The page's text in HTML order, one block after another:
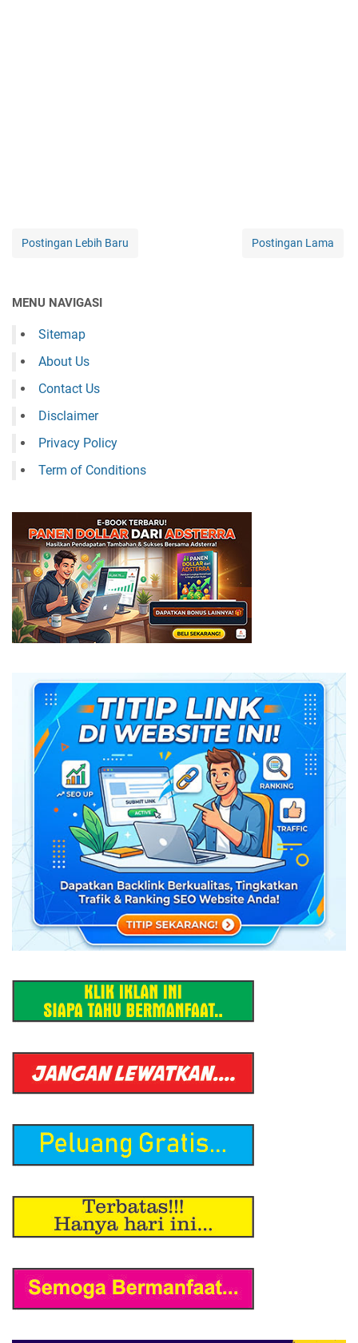
Postingan Lebih Baru Postingan Lama
MENU NAVIGASI
Sitemap
About Us
Contact Us
Disclaimer
Privacy Policy
Term of Conditions